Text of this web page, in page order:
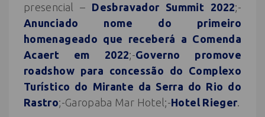
presencial – Desbravador Summit 2022;-
Anunciado nome do primeiro
homenageado que receberá a Comenda
Acaert em 2022;-Governo promove
roadshow para concessão do Complexo
Turístico do Mirante da Serra do Rio do
Rastro;-Garopaba Mar Hotel;-Hotel Rieger